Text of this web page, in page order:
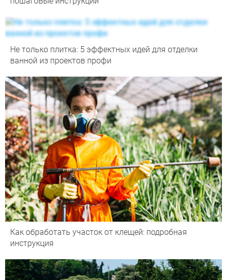
Не только плитка: 5 эффектных идей для отделки
ванной из проектов профи
Как обработать участок от клещей: подробная
инструкция